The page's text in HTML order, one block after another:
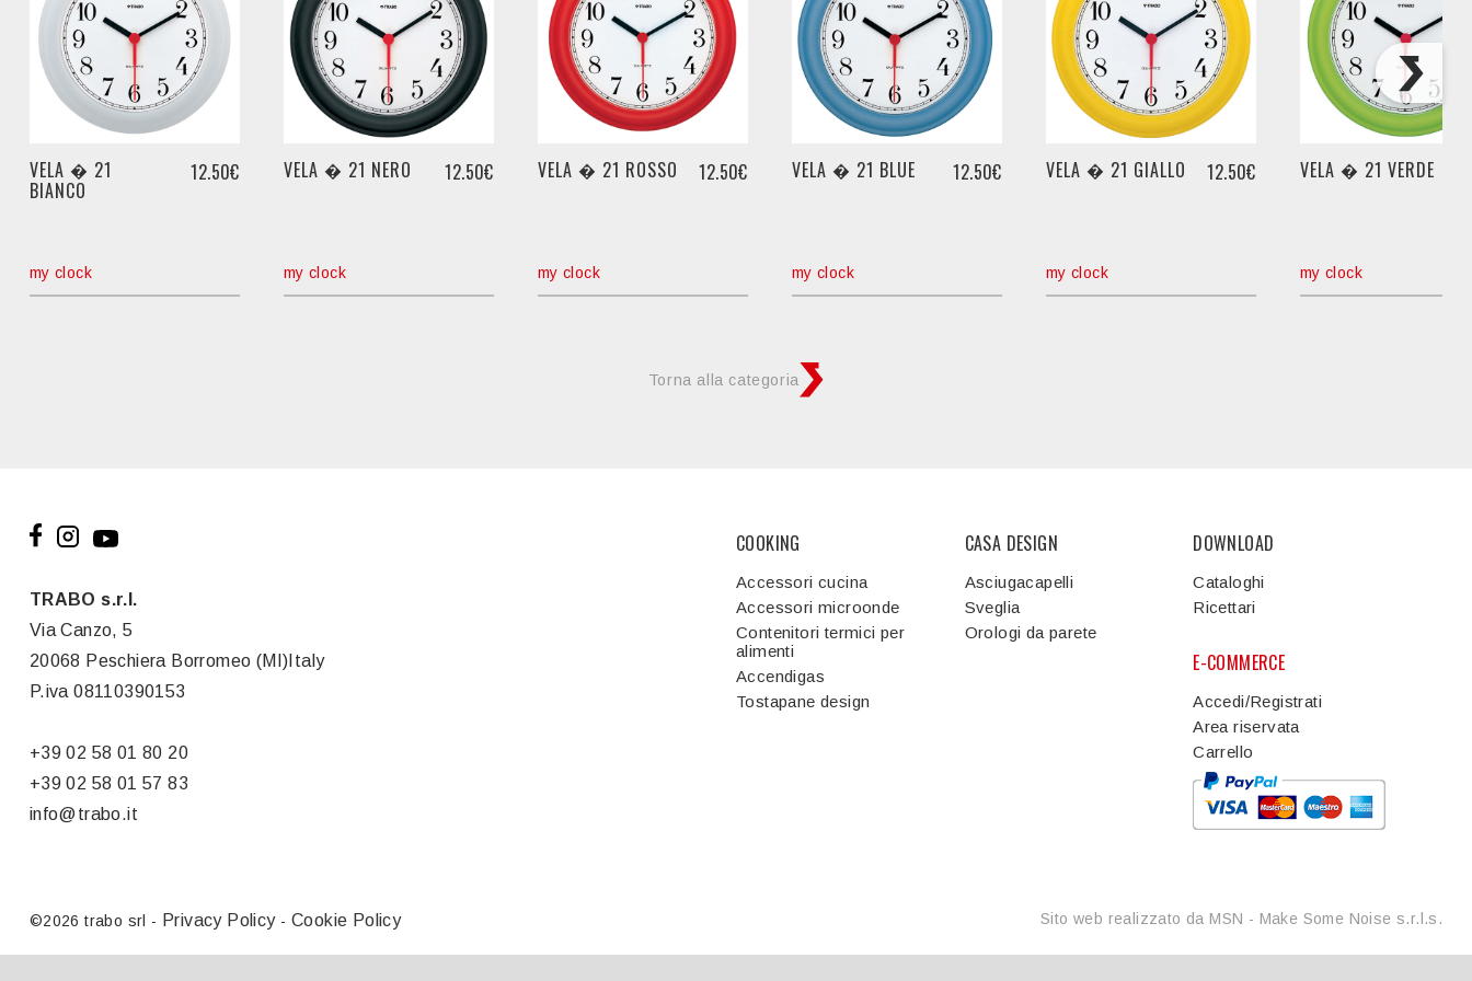
VELA � 21
BIANCO
12.50€
my clock
VELA � 21 NERO 12.50€
my clock
VELA � 21 ROSSO 12.50€
my clock
VELA � 21 BLUE 12.50€
my clock
VELA � 21 GIALLO 12.50€
my clock
VELA � 21 VERDE
my clock
Torna alla categoria
TRABO s.r.l.
Via Canzo, 5
20068 Peschiera Borromeo (MI)Italy
P.iva 08110390153
+39 02 58 01 80 20
+39 02 58 01 57 83
info@trabo.it
COOKING
Accessori cucina
Accessori microonde
Contenitori termici per
alimenti
Accendigas
Tostapane design
CASA DESIGN
Asciugacapelli
Sveglia
Orologi da parete
DOWNLOAD
Cataloghi
Ricettari
E-COMMERCE
Accedi/Registrati
Area riservata
Carrello
©2026 trabo srl - Privacy Policy- Cookie Policy Sito web realizzato da MSN - Make Some Noise s.r.l.s.